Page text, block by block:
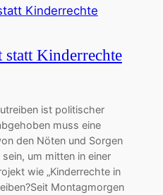
Kinderrechte
ist politischer
muss eine
den Nöten und Sorgen
um mitten in einer
wie „Kinderrechte in
Montagmorgen